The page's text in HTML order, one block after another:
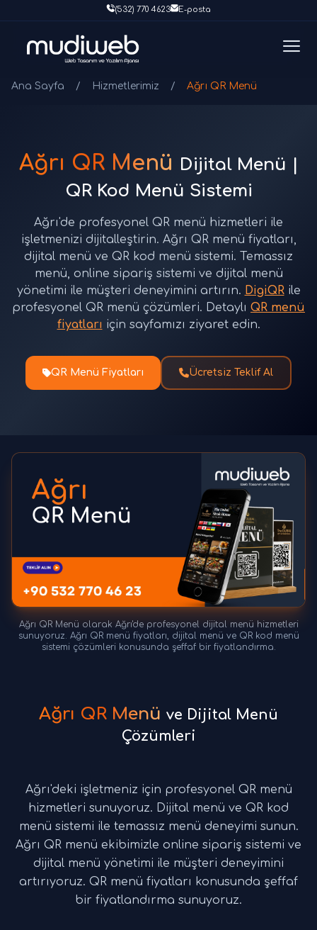
(532) 770 4623 E-posta
Ana Sayfa / Hizmetlerimiz / Ağrı QR Menü
Ağrı QR Menü Dijital Menü |
QR Kod Menü Sistemi
Ağrı'de profesyonel QR menü hizmetleri ile
işletmenizi dijitalleştirin. Ağrı QR menü fiyatları,
dijital menü ve QR kod menü sistemi. Temassız
menü, online sipariş sistemi ve dijital menü
yönetimi ile müşteri deneyimini artırın. DigiQRile
profesyonel QR menü çözümleri. Detaylı QR menü
fiyatları için sayfamızı ziyaret edin.
QR Menü Fiyatları Ücretsiz Teklif Al
Ağrı QR Menü olarak Ağrı'de profesyonel dijital menü hizmetleri
sunuyoruz. Ağrı QR menü fiyatları, dijital menü ve QR kod menü
sistemi çözümleri konusunda şeffaf bir fiyatlandırma.
Ağrı QR Menü ve Dijital Menü
Çözümleri
Ağrı'deki işletmeniz için profesyonel QR menü
hizmetleri sunuyoruz. Dijital menü ve QR kod
menü sistemi ile temassız menü deneyimi sunun.
Ağrı QR menü ekibimizle online sipariş sistemi ve
dijital menü yönetimi ile müşteri deneyimini
artırıyoruz. QR menü fiyatları konusunda şeffaf
bir fiyatlandırma sunuyoruz.